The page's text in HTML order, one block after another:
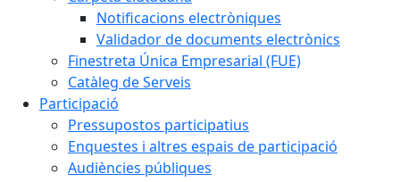
Notificacions electròniques
Validador de documents electrònics
Finestreta Única Empresarial (FUE)
Catàleg de Serveis
Participació
Pressupostos participatius
Enquestes i altres espais de participació
Audiències públiques